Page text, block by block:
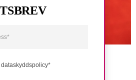
att dö när